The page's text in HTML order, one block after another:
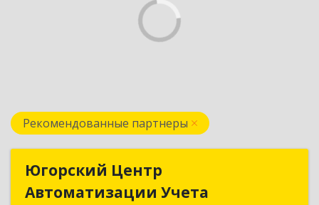
Рекомендованные партнеры
Югорский Центр
Автоматизации Учета
Югорский Центр
Автоматизации Учета